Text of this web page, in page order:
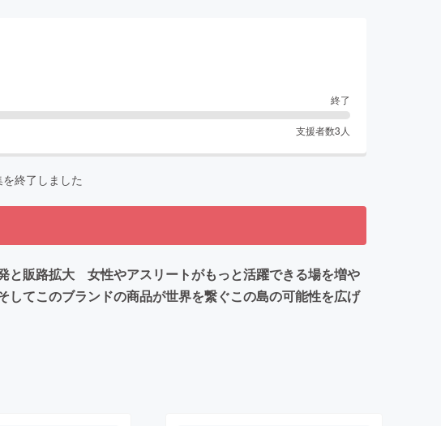
終了
支援者数3 人
を終了しました
と販路拡大 女性やアスリートがもっと活躍できる場を増や
てこのブランドの商品が世界を繋ぐこの島の可能性を広げ